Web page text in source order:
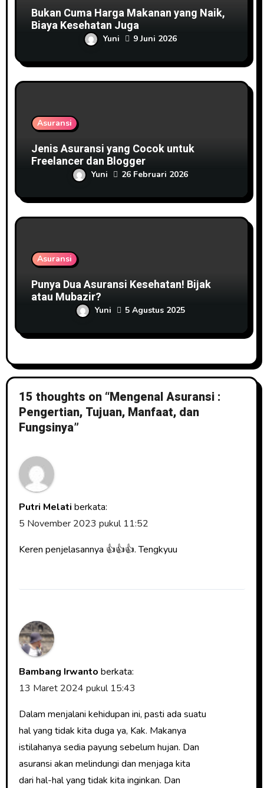
Bukan Cuma Harga Makanan yang Naik,
Biaya Kesehatan Juga
Yuni 9 Juni 2026
Asuransi
Jenis Asuransi yang Cocok untuk
Freelancer dan Blogger
Yuni 26 Februari 2026
Asuransi
Punya Dua Asuransi Kesehatan! Bijak
atau Mubazir?
Yuni 5 Agustus 2025
15 thoughts on “Mengenal Asuransi :
Pengertian, Tujuan, Manfaat, dan
Fungsinya”
Putri Melati berkata:
5 November 2023 pukul 11:52
Keren penjelasannya 👍👍👍. Tengkyuu
Bambang Irwanto berkata:
13 Maret 2024 pukul 15:43
Dalam menjalani kehidupan ini, pasti ada suatu
hal yang tidak kita duga ya, Kak. Makanya
istilahanya sedia payung sebelum hujan. Dan
asuransi akan melindungi dan menjaga kita
dari hal-hal yang tidak kita inginkan. Dan